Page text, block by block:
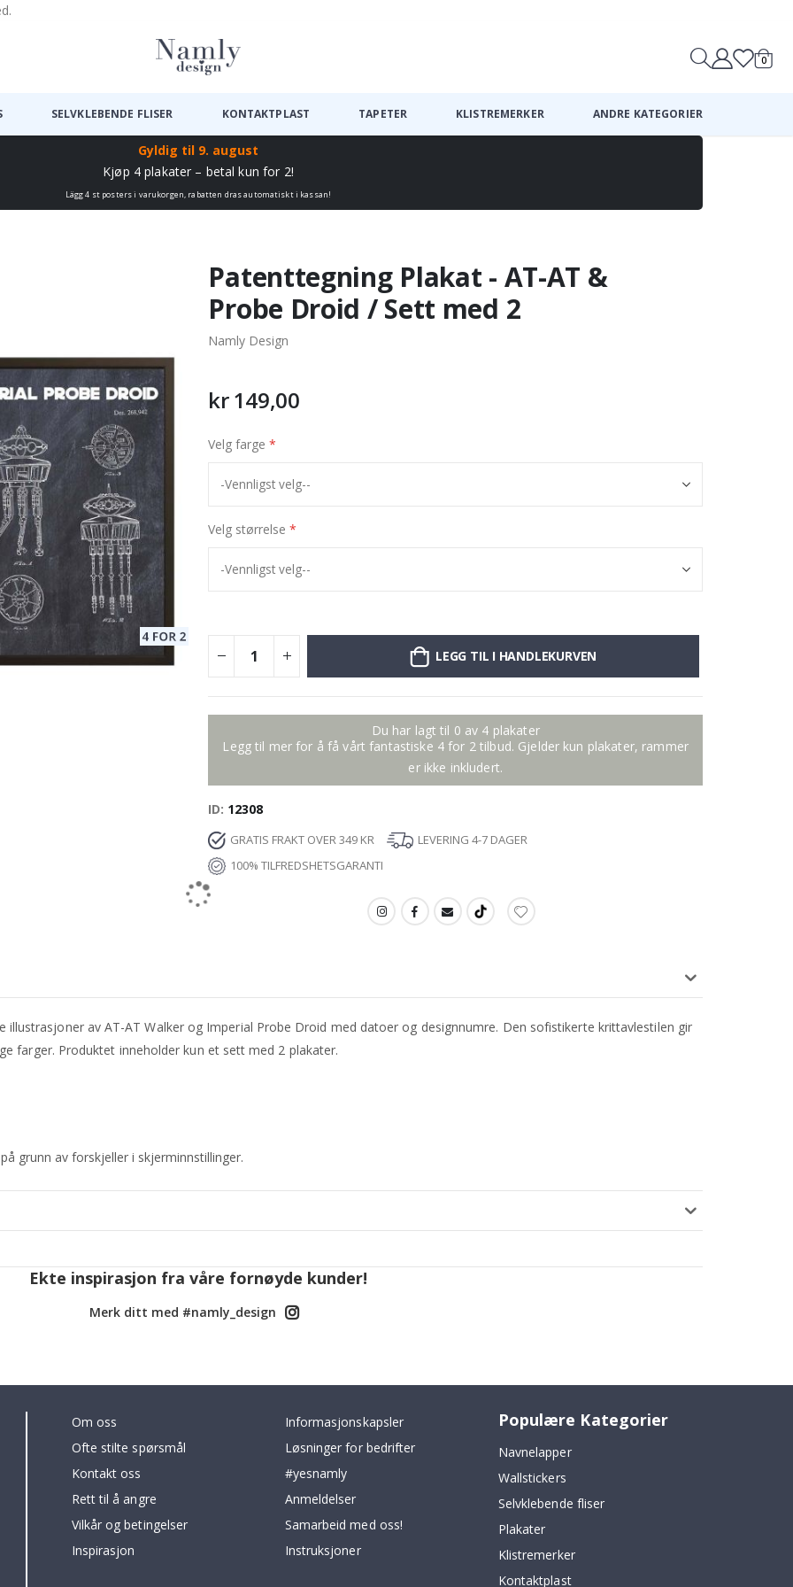
0
SELVKLEBENDE FLISER KONTAKTPLAST TAPETER KLISTREMERKER ANDRE KATEGORIER
Gyldig til 9. august
Kjøp 4 plakater – betal kun for 2!
Lägg 4 st posters i varukorgen, rabatten dras automatiskt i kassan!
Patenttegning Plakat - AT-AT &
Probe Droid / Sett med 2
Namly Design
kr 149,00
Velg farge
Velg størrelse
LEGG TIL I HANDLEKURVEN
Du har lagt til 0 av 4 plakater
Legg til mer for å få vårt fantastiske 4 for 2 tilbud. Gjelder kun plakater, rammer
er ikke inkludert.
ID 12308
GRATIS FRAKT OVER 349 KR
LEVERING 4-7 DAGER
100% TILFREDSHETSGARANTI
av AT-AT Walker og Imperial Probe Droid med datoer og designnumre. Den sofistikerte krittavlestilen gir
farger. Produktet inneholder kun et sett med 2 plakater.
grunn av forskjeller i skjerminnstillinger.
Ekte inspirasjon fra våre fornøyde kunder!
Merk ditt med #namly_design
Om oss
Ofte stilte spørsmål
Kontakt oss
Rett til å angre
Vilkår og betingelser
Inspirasjon
Informasjonskapsler
Løsninger for bedrifter
#yesnamly
Anmeldelser
Samarbeid med oss!
Instruksjoner
Populære Kategorier
Navnelapper
Wallstickers
Selvklebende fliser
Plakater
Klistremerker
Kontaktplast